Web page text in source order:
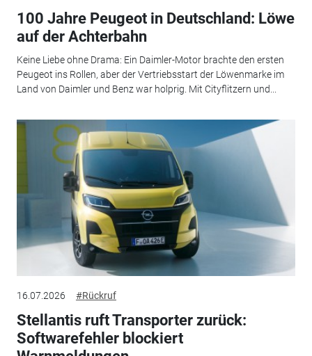
100 Jahre Peugeot in Deutschland: Löwe
auf der Achterbahn
Keine Liebe ohne Drama: Ein Daimler-Motor brachte den ersten
Peugeot ins Rollen, aber der Vertriebsstart der Löwenmarke im
Land von Daimler und Benz war holprig. Mit Cityflitzern und...
16.07.2026 #Rückruf
Stellantis ruft Transporter zurück:
Softwarefehler blockiert